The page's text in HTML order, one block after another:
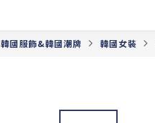
韓國服飾&韓國潮牌 韓國女裝